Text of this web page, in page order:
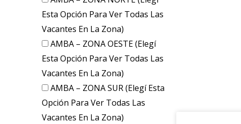
Esta Opción Para Ver Todas Las
Vacantes En La Zona)
AMBA – ZONA OESTE (elegí
Esta Opción Para Ver Todas Las
Vacantes En La Zona)
AMBA – ZONA SUR (elegí Esta
Opción Para Ver Todas Las
Vacantes En La Zona)